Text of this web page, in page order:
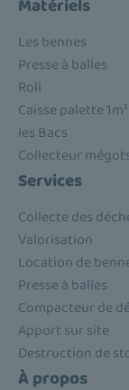
Matériels
Les bennes
Presse à balles
Roll
Caisse palette 1m³
les Bacs
Collecteur
Services
Collecte des
Valorisation
Location de
Presse à balles
Compacteur de
Apport sur site
Destruction de
À propos